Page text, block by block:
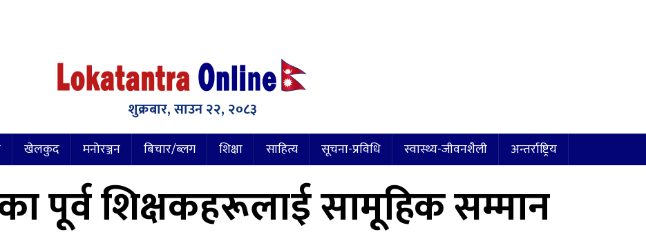
शुक्रबार, साउन २२, २०८३
खेलकुद मनोरञ्जन बिचार/ब्लग शिक्षा साहित्य सूचना-प्रविधि स्वास्थ्य-जीवनशैली अन्तर्राष्ट्रिय
पूर्व शिक्षकहरूलाई सामूहिक सम्मान